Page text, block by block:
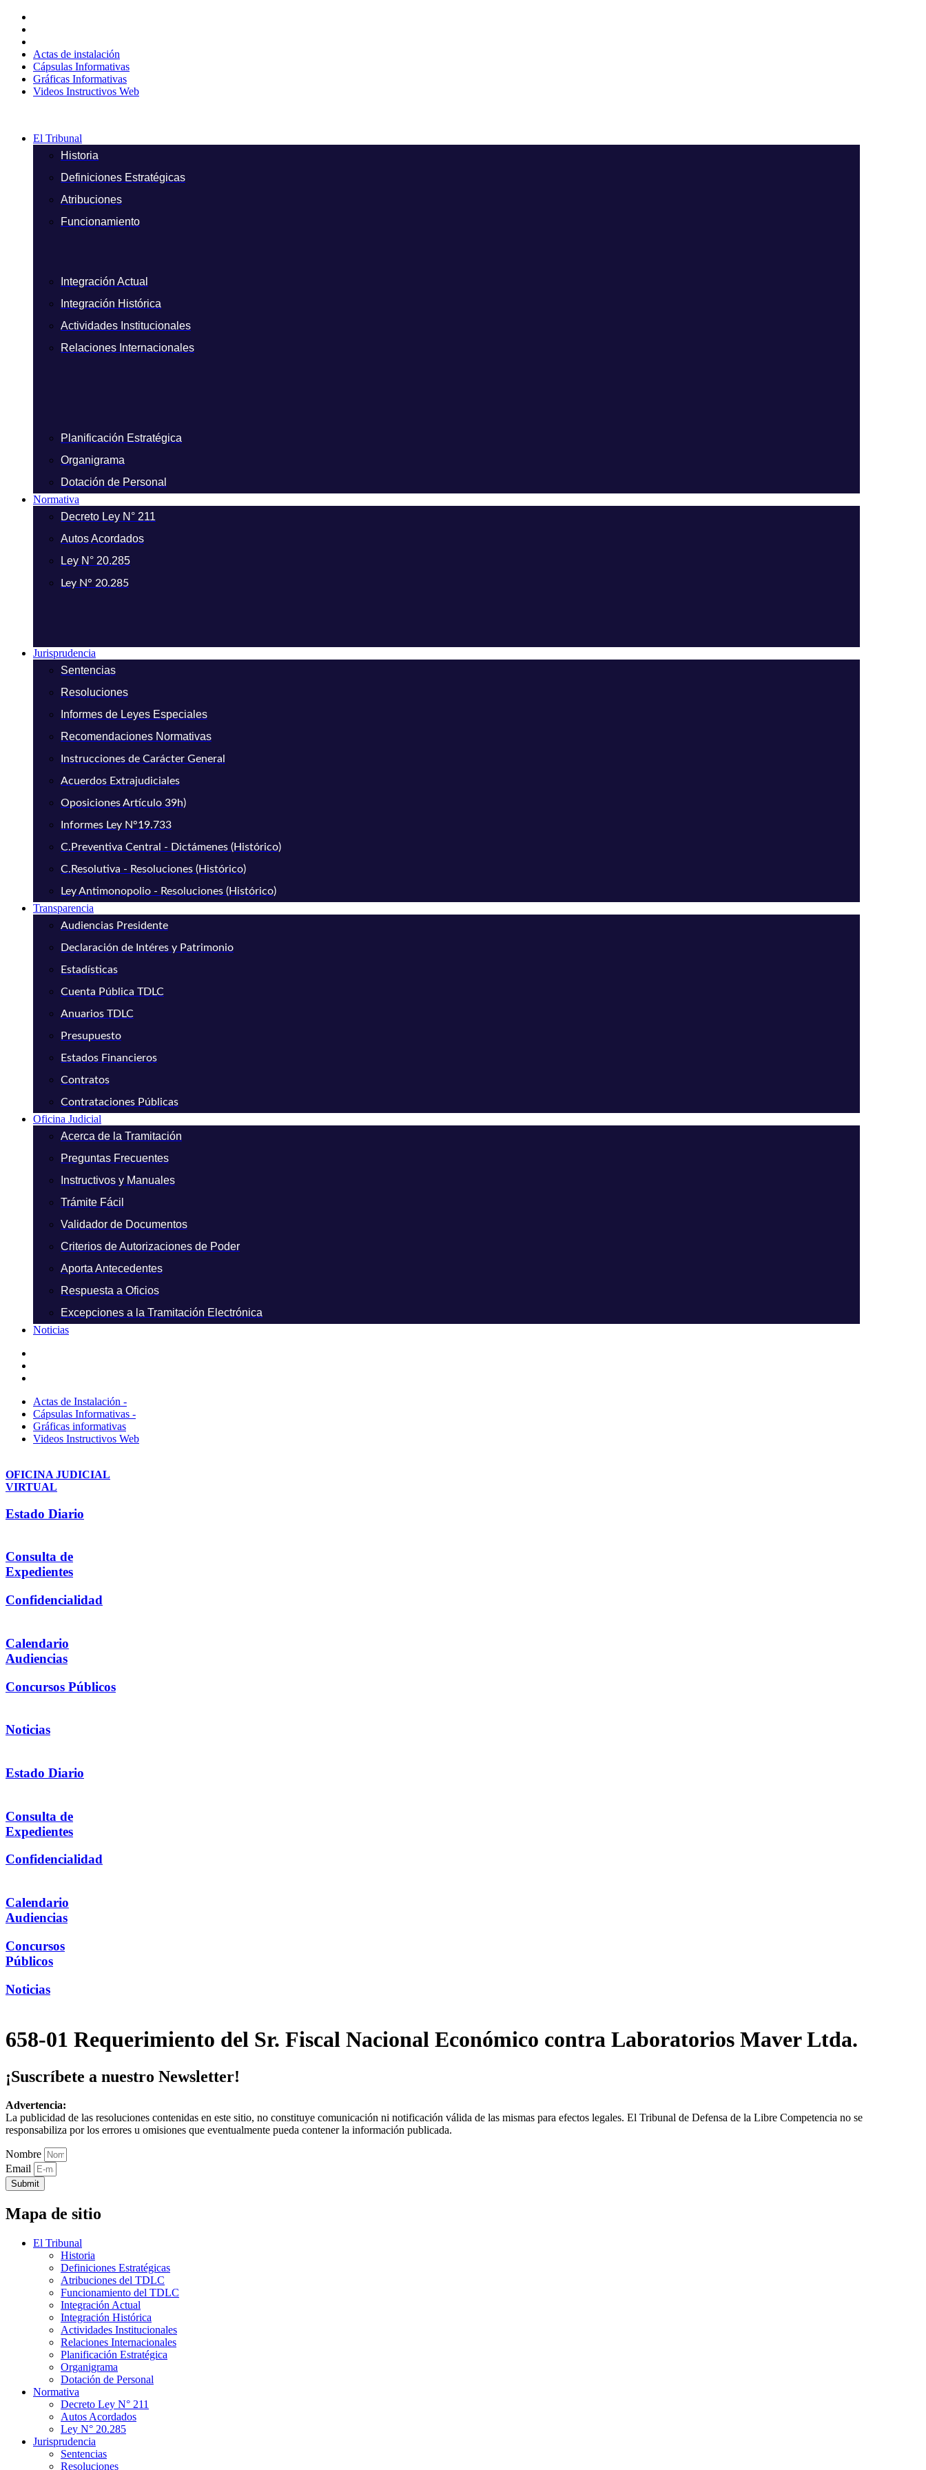
contenido
Actas de instalación
Cápsulas Informativas
Gráficas Informativas
Videos Instructivos Web
El Tribunal
Historia
Definiciones Estratégicas
Atribuciones
Funcionamiento
Integración Actual
Integración Histórica
Actividades Institucionales
Relaciones Internacionales
Planificación Estratégica
Organigrama
Dotación de Personal
Normativa
Decreto Ley N° 211
Autos Acordados
Ley N° 20.285
Ley N° 20.285
Jurisprudencia
Sentencias
Resoluciones
Informes de Leyes Especiales
Recomendaciones Normativas
Instrucciones de Carácter General
Acuerdos Extrajudiciales
Oposiciones Artículo 39h)
Informes Ley N°19.733
C.Preventiva Central - Dictámenes (Histórico)
C.Resolutiva - Resoluciones (Histórico)
Ley Antimonopolio - Resoluciones (Histórico)
Transparencia
Audiencias Presidente
Declaración de Intéres y Patrimonio
Estadísticas
Cuenta Pública TDLC
Anuarios TDLC
Presupuesto
Estados Financieros
Contratos
Contrataciones Públicas
Oficina Judicial
Acerca de la Tramitación
Preguntas Frecuentes
Instructivos y Manuales
Trámite Fácil
Validador de Documentos
Criterios de Autorizaciones de Poder
Aporta Antecedentes
Respuesta a Oficios
Excepciones a la Tramitación Electrónica
Noticias
Actas de Instalación -
Cápsulas Informativas -
Gráficas informativas
Videos Instructivos Web
OFICINA JUDICIAL
VIRTUAL
Estado Diario
Consulta de
Expedientes
Confidencialidad
Calendario
Audiencias
Concursos Públicos
Noticias
Estado Diario
Consulta de
Expedientes
Confidencialidad
Calendario
Audiencias
Concursos
Públicos
Noticias
658-01 Requerimiento del Sr. Fiscal Nacional Económico contra Laboratorios Maver Ltda.
¡Suscríbete a nuestro Newsletter!
Advertencia:
La publicidad de las resoluciones contenidas en este sitio, no constituye comunicación ni notificación válida de las mismas para efectos legales. El Tribunal de Defensa de la Libre Competencia no se
responsabiliza por los errores u omisiones que eventualmente pueda contener la información publicada.
Nombre
Email
Submit
Mapa de sitio
El Tribunal
Historia
Definiciones Estratégicas
Atribuciones del TDLC
Funcionamiento del TDLC
Integración Actual
Integración Histórica
Actividades Institucionales
Relaciones Internacionales
Planificación Estratégica
Organigrama
Dotación de Personal
Normativa
Decreto Ley N° 211
Autos Acordados
Ley N° 20.285
Jurisprudencia
Sentencias
Resoluciones